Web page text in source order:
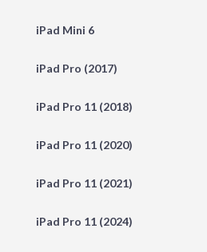
iPad Mini 6
iPad Pro (2017)
iPad Pro 11 (2018)
iPad Pro 11 (2020)
iPad Pro 11 (2021)
iPad Pro 11 (2024)